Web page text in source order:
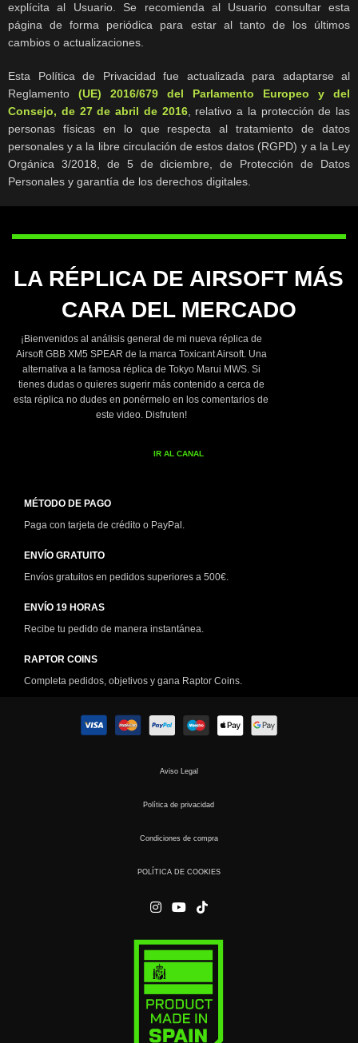
explícita al Usuario. Se recomienda al Usuario consultar esta
página de forma periódica para estar al tanto de los últimos
cambios o actualizaciones.
Esta Política de Privacidad fue actualizada para adaptarse al
Reglamento (UE) 2016/679 del Parlamento Europeo y del
Consejo, de 27 de abril de 2016, relativo a la protección de las
personas físicas en lo que respecta al tratamiento de datos
personales y a la libre circulación de estos datos (RGPD) y a la Ley
Orgánica 3/2018, de 5 de diciembre, de Protección de Datos
Personales y garantía de los derechos digitales.
LA RÉPLICA DE AIRSOFT MÁS
CARA DEL MERCADO
¡Bienvenidos al análisis general de mi nueva réplica de
Airsoft GBB XM5 SPEAR de la marca Toxicant Airsoft. Una
alternativa a la famosa réplica de Tokyo Marui MWS. Si
tienes dudas o quieres sugerir más contenido a cerca de
esta réplica no dudes en ponérmelo en los comentarios de
este video. Disfruten!
IR AL CANAL
MÉTODO DE PAGO
Paga con tarjeta de crédito o PayPal.
ENVÍO GRATUITO
Envíos gratuitos en pedidos superiores a 500€.
ENVÍO 19 HORAS
Recibe tu pedido de manera instantánea.
RAPTOR COINS
Completa pedidos, objetivos y gana Raptor Coins.
Aviso Legal
Política de privacidad
Condiciones de compra
POLÍTICA DE COOKIES